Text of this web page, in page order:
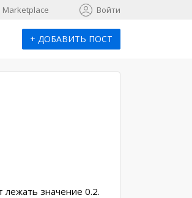
Marketplace Войти
+ ДОБАВИТЬ ПОСТ
значение 0.2.